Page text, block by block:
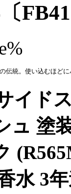
の伝統。使い込むほ
イド
ュ 塗
水 3